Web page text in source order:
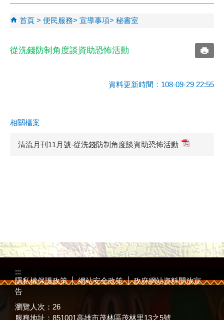
首頁 便民服務 宣導事項 秘書室
從洗錢防制角度談資助恐怖活動
資料更新時間：108-09-29 22:55
相關檔案
清流月刊11月號-從洗錢防制角度談資助恐怖活動
:::
隱私權保護政策
網站安全政策
政府網站資料開放宣
告
瀏覽人次： 26
服務地址：851001高雄市茂林區茂林里13之5號